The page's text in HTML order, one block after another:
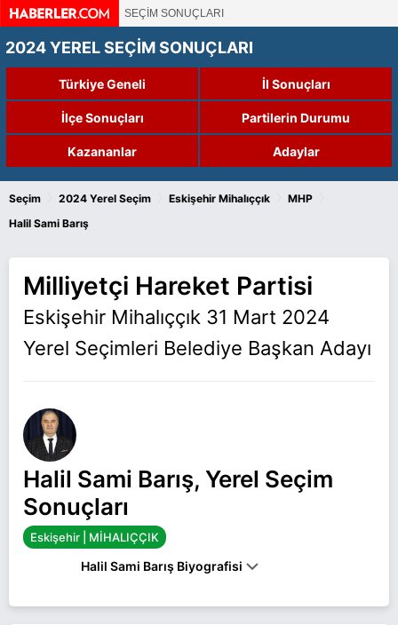
SEÇİM SONUÇLARI
2024 YEREL SEÇİM SONUÇLARI
Türkiye Geneli İl Sonuçları
İlçe Sonuçları Partilerin Durumu
Kazananlar Adaylar
Seçim 2024 Yerel Seçim Eskişehir Mihalıççık MHP
Halil Sami Barış
Milliyetçi Hareket Partisi
Eskişehir Mihalıççık 31 Mart 2024
Yerel Seçimleri Belediye Başkan Adayı
Halil Sami Barış, Yerel Seçim
Sonuçları
Eskişehir | MİHALIÇÇIK
Halil Sami Barış Biyografisi